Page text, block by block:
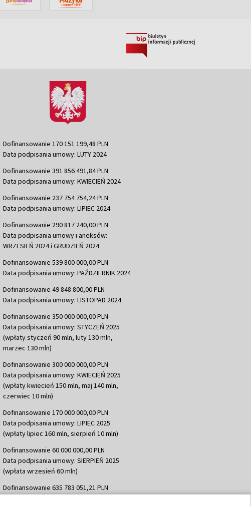
Dofinansowanie 170 151 199,48 PLN
Data podpisania umowy: LUTY 2024
Dofinansowanie 391 856 491,84 PLN
Data podpisania umowy: KWIECIEŃ 2024
Dofinansowanie 237 754 754,24 PLN
Data podpisania umowy: LIPIEC 2024
Dofinansowanie 290 817 240,00 PLN
Data podpisania umowy i aneksów:
WRZESIEŃ 2024 i GRUDZIEŃ 2024
Dofinansowanie 539 800 000,00 PLN
Data podpisania umowy: PAŹDZIERNIK 2024
Dofinansowanie 49 848 800,00 PLN
Data podpisania umowy: LISTOPAD 2024
Dofinansowanie 350 000 000,00 PLN
Data podpisania umowy: STYCZEŃ 2025
(wpłaty styczeń 90 mln, luty 130 mln,
marzec 130 mln)
Dofinansowanie 300 000 000,00 PLN
Data podpisania umowy: KWIECIEŃ 2025
(wpłaty kwiecień 150 mln, maj 140 mln,
czerwiec 10 mln)
Dofinansowanie 170 000 000,00 PLN
Data podpisania umowy: LIPIEC 2025
(wpłaty lipiec 160 mln, sierpień 10 mln)
Dofinansowanie 60 000 000,00 PLN
Data podpisania umowy: SIERPIEŃ 2025
(wpłata wrzesień 60 mln)
Dofinansowanie 635 783 051,21 PLN